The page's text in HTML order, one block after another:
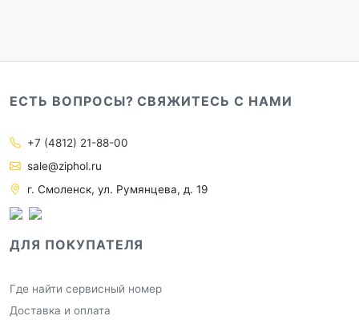
ЕСТЬ ВОПРОСЫ? СВЯЖИТЕСЬ С НАМИ
+7 (4812) 21-88-00
sale@ziphol.ru
г. Смоленск, ул. Румянцева, д. 19
ДЛЯ ПОКУПАТЕЛЯ
Где найти сервисный номер
Доставка и оплата